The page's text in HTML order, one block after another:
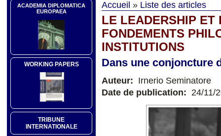
ACADEMIA DIPLOMATICA
EUROPAEA
WORKING PAPERS
TRIBUNE
INTERNATIONALE
Accueil » Liste des articles
LE LEADERSHIP ET
FONDEMENTS
INSTITUTIONS
Dans une conjoncture
Auteur: Irnerio Seminatore
Date de publication: 24/11/